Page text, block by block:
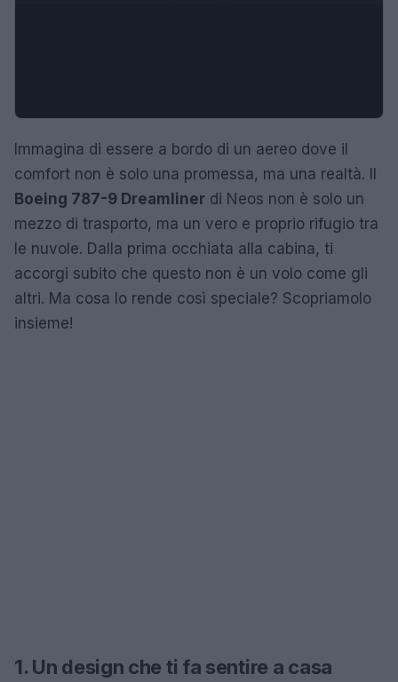
Immagina di essere a bordo di un aereo dove il
comfort non è solo una promessa, ma una realtà. Il
Boeing 787-9 Dreamliner di Neos non è solo un
mezzo di trasporto, ma un vero e proprio rifugio tra
le nuvole. Dalla prima occhiata alla cabina, ti
accorgi subito che questo non è un volo come gli
altri. Ma cosa lo rende così speciale? Scopriamolo
insieme!
1. Un design che ti fa sentire a casa